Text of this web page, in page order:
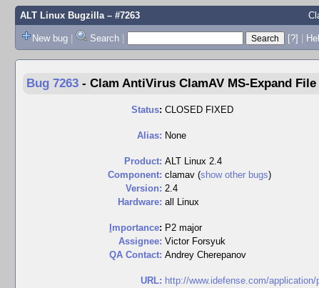
ALT Linux Bugzilla– #7263
New bug | Search | [?] |
Bug 7263 - Clam AntiVirus ClamAV MS-Expand
Status: CLOSED FIXED
Alias: None
Product: ALT Linux 2.4
Component: clamav (show other bugs)
Version: 2.4
Hardware: all Linux
mportance: P2 major
Assignee: Victor Forsyuk
QA Contact: Andrey Cherepanov
URL: http://www.idefense.com/application/